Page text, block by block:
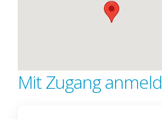
Mit Zugang